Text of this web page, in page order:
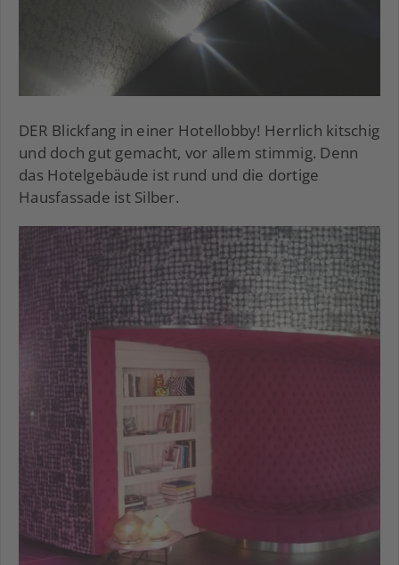
DER Blickfang in einer Hotellobby! Herrlich kitschig
und doch gut gemacht, vor allem stimmig. Denn
das Hotelgebäude ist rund und die dortige
Hausfassade ist Silber.